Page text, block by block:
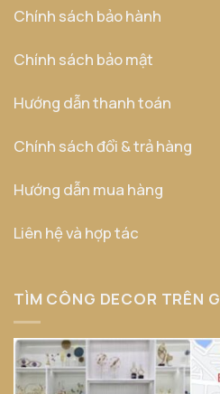
Chính sách bảo hành
Chính sách bảo mật
Hướng dẫn thanh toán
Chính sách đổi & trả hàng
Hướng dẫn mua hàng
Liên hệ và hợp tác
TÌM CÔNG DECOR TRÊN